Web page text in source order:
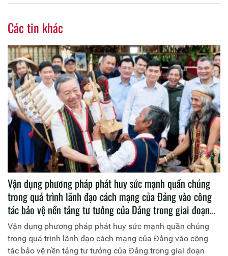
Các tin khác
Vận dụng phương pháp phát huy sức mạnh quần chúng
trong quá trình lãnh đạo cách mạng của Đảng vào công
tác bảo vệ nền tảng tư tưởng của Đảng trong giai đoạn
hiện nay
Vận dụng phương pháp phát huy sức mạnh quần chúng
trong quá trình lãnh đạo cách mạng của Đảng vào công
tác bảo vệ nền tảng tư tưởng của Đảng trong giai đoạn